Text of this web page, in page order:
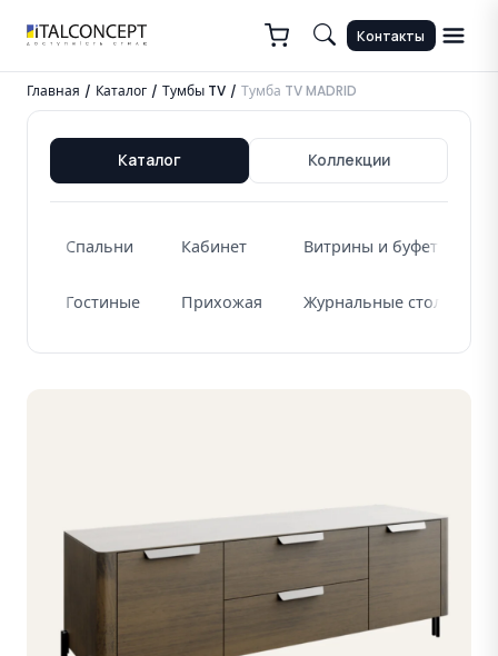
Контакты
Главная / Каталог / Тумбы TV / Тумба TV MADRID
Каталог Коллекции
Спальни
Гостиные
Кабинет
Прихожая
Витрины и буфеты
Журнальные столики